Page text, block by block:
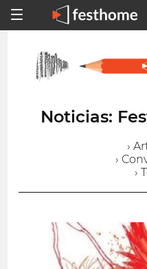
Noticias:
›
›
›